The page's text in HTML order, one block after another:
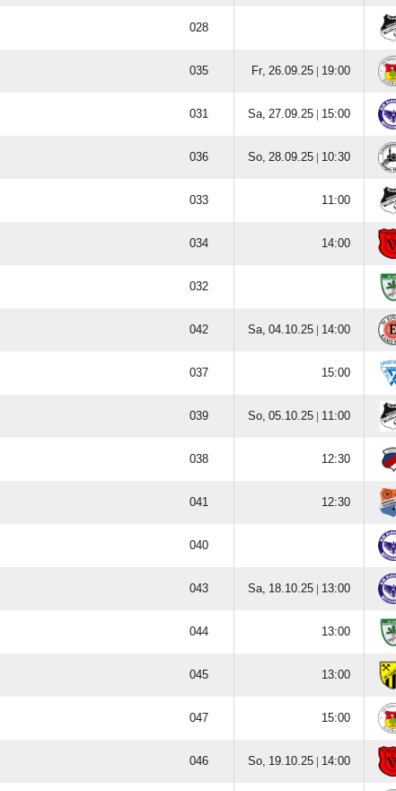

   | 
   | 
   | 
 
 

   | 
 
   | 
 
 

   | 
 
 
 
   | 